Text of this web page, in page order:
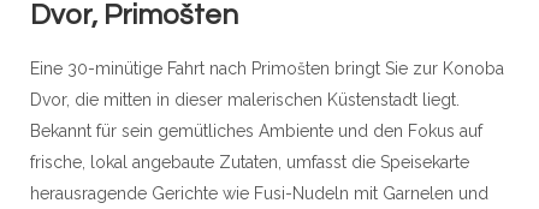
Dvor, Primošten
Eine 30-minütige Fahrt nach Primošten bringt Sie zur Konoba
Dvor, die mitten in dieser malerischen Küstenstadt liegt.
Bekannt für sein gemütliches Ambiente und den Fokus auf
frische, lokal angebaute Zutaten, umfasst die Speisekarte
herausragende Gerichte wie Fusi-Nudeln mit Garnelen und